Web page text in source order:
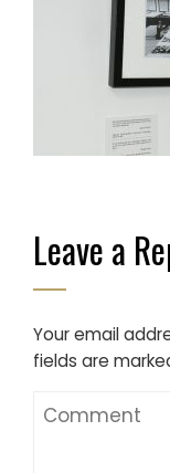
Leave a
Your email
fields are